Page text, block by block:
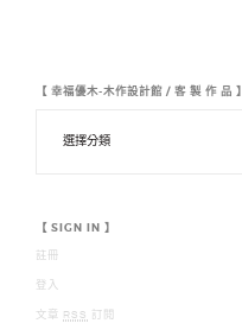
【 幸福優木-木作設計館 / 客 製 作 品 】
木
設
計
館
/
【 SIGN IN 】
註冊
登入
文章 RSS 訂閱